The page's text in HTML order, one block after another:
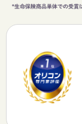
*生命保険商品単体での受賞